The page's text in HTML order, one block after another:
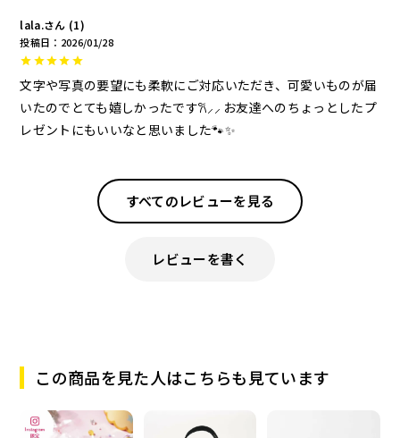
lala. 1
投稿日 2026/01/28
文字や写真の要望にも柔軟にご対応いただき、可愛いものが届
いたのでとても嬉しかったです𐙚⸝⸝ お友達へのちょっとしたプ
レゼントにもいいなと思いました🐾✨
すべてのレビューを見る
レビューを書く
この商品を見た人はこちらも見ています